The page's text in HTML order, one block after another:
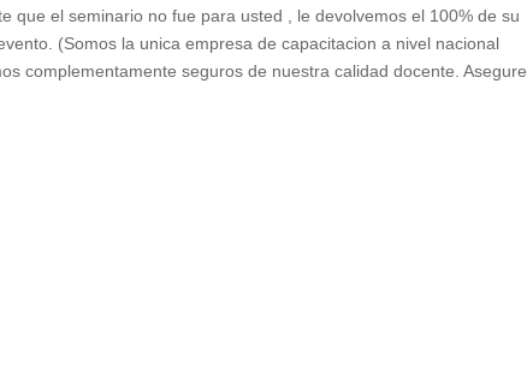
que el seminario no fue para usted , le devolvemos el 100% de su
(Somos la unica empresa de capacitacion a nivel nacional
complementamente seguros de nuestra calidad docente. Asegure